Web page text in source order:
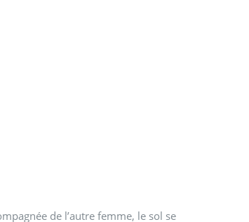
de l’autre femme, le sol se